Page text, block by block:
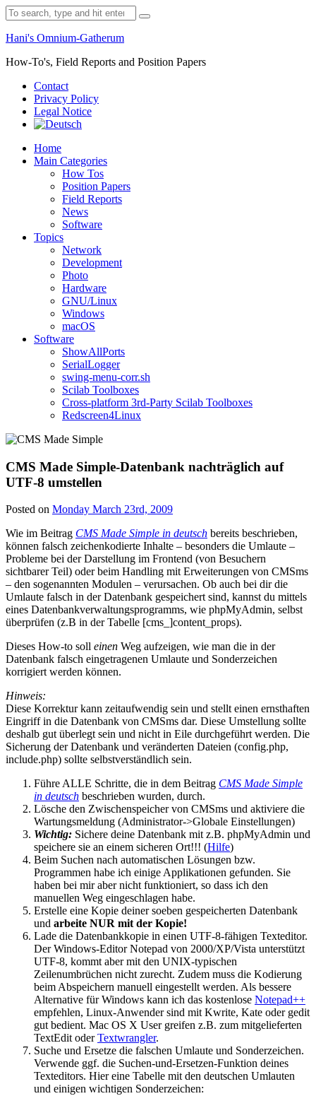
Skip
to
content
Search
for:
Hani's Omnium-Gatherum
How-To's, Field Reports and Position Papers
Contact
Privacy Policy
Legal Notice
Home
Main Categories
How Tos
Position Papers
Field Reports
News
Software
Topics
Network
Development
Photo
Hardware
GNU/Linux
Windows
macOS
Software
ShowAllPorts
SerialLogger
swing-menu-corr.sh
Scilab Toolboxes
Cross-platform 3rd-Party Scilab Toolboxes
Redscreen4Linux
CMS Made Simple-Datenbank nachträglich auf
UTF-8 umstellen
Posted on Monday March 23rd, 2009
Wie im Beitrag CMS Made Simple in deutsch bereits beschrieben,
können falsch zeichenkodierte Inhalte – besonders die Umlaute –
Probleme bei der Darstellung im Frontend (von Besuchern
sichtbarer Teil) oder beim Handling mit Erweiterungen von CMSms
– den sogenannten Modulen – verursachen. Ob auch bei dir die
Umlaute falsch in der Datenbank gespeichert sind, kannst du mittels
eines Datenbankverwaltungsprogramms, wie phpMyAdmin, selbst
überprüfen (z.B in der Tabelle [cms_]content_props).
Dieses How-to soll einen Weg aufzeigen, wie man die in der
Datenbank falsch eingetragenen Umlaute und Sonderzeichen
korrigiert werden können.
Hinweis:
Diese Korrektur kann zeitaufwendig sein und stellt einen ernsthaften
Eingriff in die Datenbank von CMSms dar. Diese Umstellung sollte
deshalb gut überlegt sein und nicht in Eile durchgeführt werden. Die
Sicherung der Datenbank und veränderten Dateien (config.php,
include.php) sollte selbstverständlich sein.
Führe ALLE Schritte, die in dem Beitrag CMS Made Simple
in deutsch beschrieben wurden, durch.
Lösche den Zwischenspeicher von CMSms und aktiviere die
Wartungsmeldung (Administrator->Globale Einstellungen)
Wichtig: Sichere deine Datenbank mit z.B. phpMyAdmin und
speichere sie an einem sicheren Ort!!! (Hilfe)
Beim Suchen nach automatischen Lösungen bzw.
Programmen habe ich einige Applikationen gefunden. Sie
haben bei mir aber nicht funktioniert, so dass ich den
manuellen Weg eingeschlagen habe.
Erstelle eine Kopie deiner soeben gespeicherten Datenbank
und arbeite NUR mit der Kopie!
Lade die Datenbankkopie in einen UTF-8-fähigen Texteditor.
Der Windows-Editor Notepad von 2000/XP/Vista unterstützt
UTF-8, kommt aber mit den UNIX-typischen
Zeilenumbrüchen nicht zurecht. Zudem muss die Kodierung
beim Abspeichern manuell eingestellt werden. Als bessere
Alternative für Windows kann ich das kostenlose Notepad++
empfehlen, Linux-Anwender sind mit Kwrite, Kate oder gedit
gut bedient. Mac OS X User greifen z.B. zum mitgelieferten
TextEdit oderTextwrangler.
Suche und Ersetze die falschen Umlaute und Sonderzeichen.
Verwende ggf. die Suchen-und-Ersetzen-Funktion deines
Texteditors. Hier eine Tabelle mit den deutschen Umlauten
und einigen wichtigen Sonderzeichen: